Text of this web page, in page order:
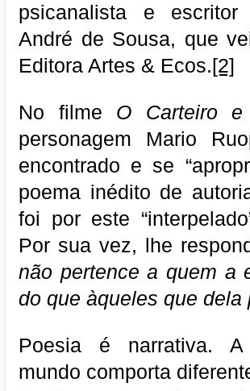
psicanalista e
André de Sousa, que
Editora Artes & Ecos.[2]
No filme O Carteiro
personagem Mario
encontrado e se
poema inédito de
foi por este
Por sua vez, lhe
não pertence a quem a
do que àqueles que dela
Poesia é narrativa.
mundo comporta